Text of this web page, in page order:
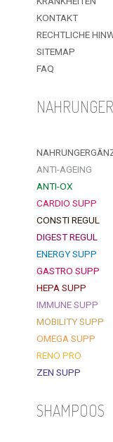
KONTAKT
RECHTLICHE
SITEMAP
FAQ
ANTI-AGEING
ANTI-OX
CARDIO SUPP
CONSTI REGUL
DIGEST REGUL
ENERGY SUPP
GASTRO SUPP
HEPA SUPP
IMMUNE SUPP
MOBILITY SUPP
OMEGA SUPP
RENO PRO
ZEN SUPP
SHAMPOOS